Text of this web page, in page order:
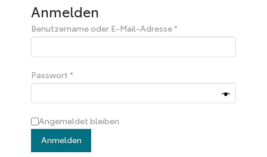
Anmelden
Benutzername oder E-Mail-Adresse*Erforderlich
Passwort *Erforderlich
Angemeldet bleiben
Anmelden